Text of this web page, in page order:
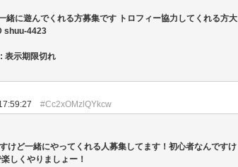
緒に遊んでくれる方募集です トロフィー協力してくれる方大
shuu-4423
表示期限切れ
#Cc2xOMzlQYkcw
けど一緒にやってくれる人募集してます！初心者なんですけ
しくやりましょー！